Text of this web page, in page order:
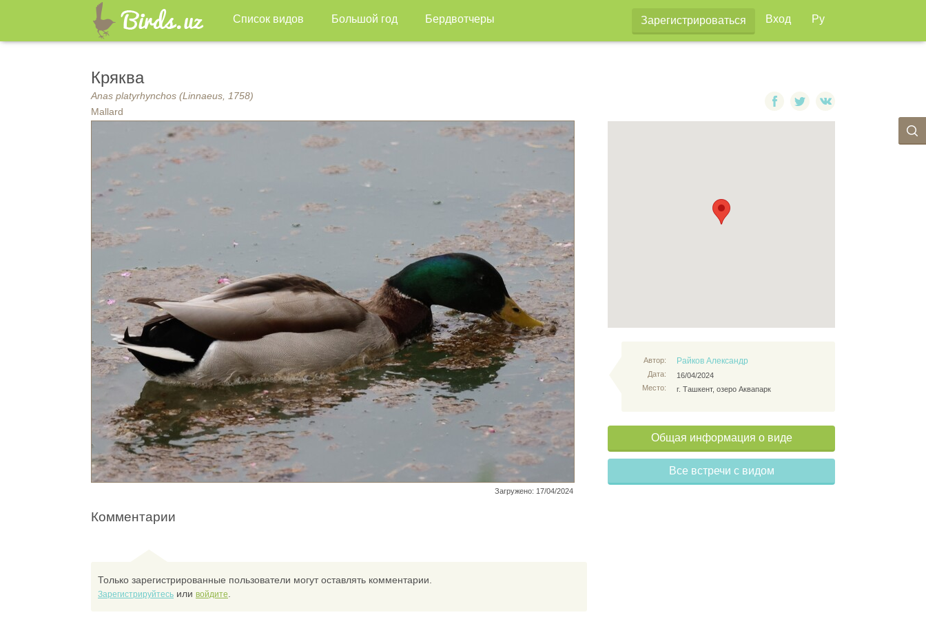
Список видов Большой год Бердвотчеры Зарегистрироваться Вход Ру
Кряква
Anas platyrhynchos (Linnaeus, 1758)
Mallard
Загружено: 17/04/2024
Автор:
Дата:
Место:
Райков Александр
16/04/2024
г. Ташкент, озеро Аквапарк
Общая информация о виде
Все встречи с видом
Комментарии
Только зарегистрированные пользователи могут оставлять комментарии.
Зарегистрируйтесь или войдите